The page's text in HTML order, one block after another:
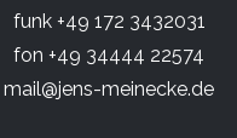
funk +49 172 3432031
fon +49 34444 22574
mail@jens-meinecke.de